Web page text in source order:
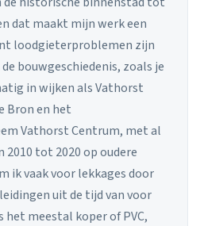
dat maakt mijn werk een
loodgieterproblemen zijn
bouwgeschiedenis, zoals je
in wijken als Vathorst
Bron en het
Vathorst Centrum, met al
2010 tot 2020 op oudere
ik vaak voor lekkages door
uit de tijd van voor
het meestal koper of PVC,